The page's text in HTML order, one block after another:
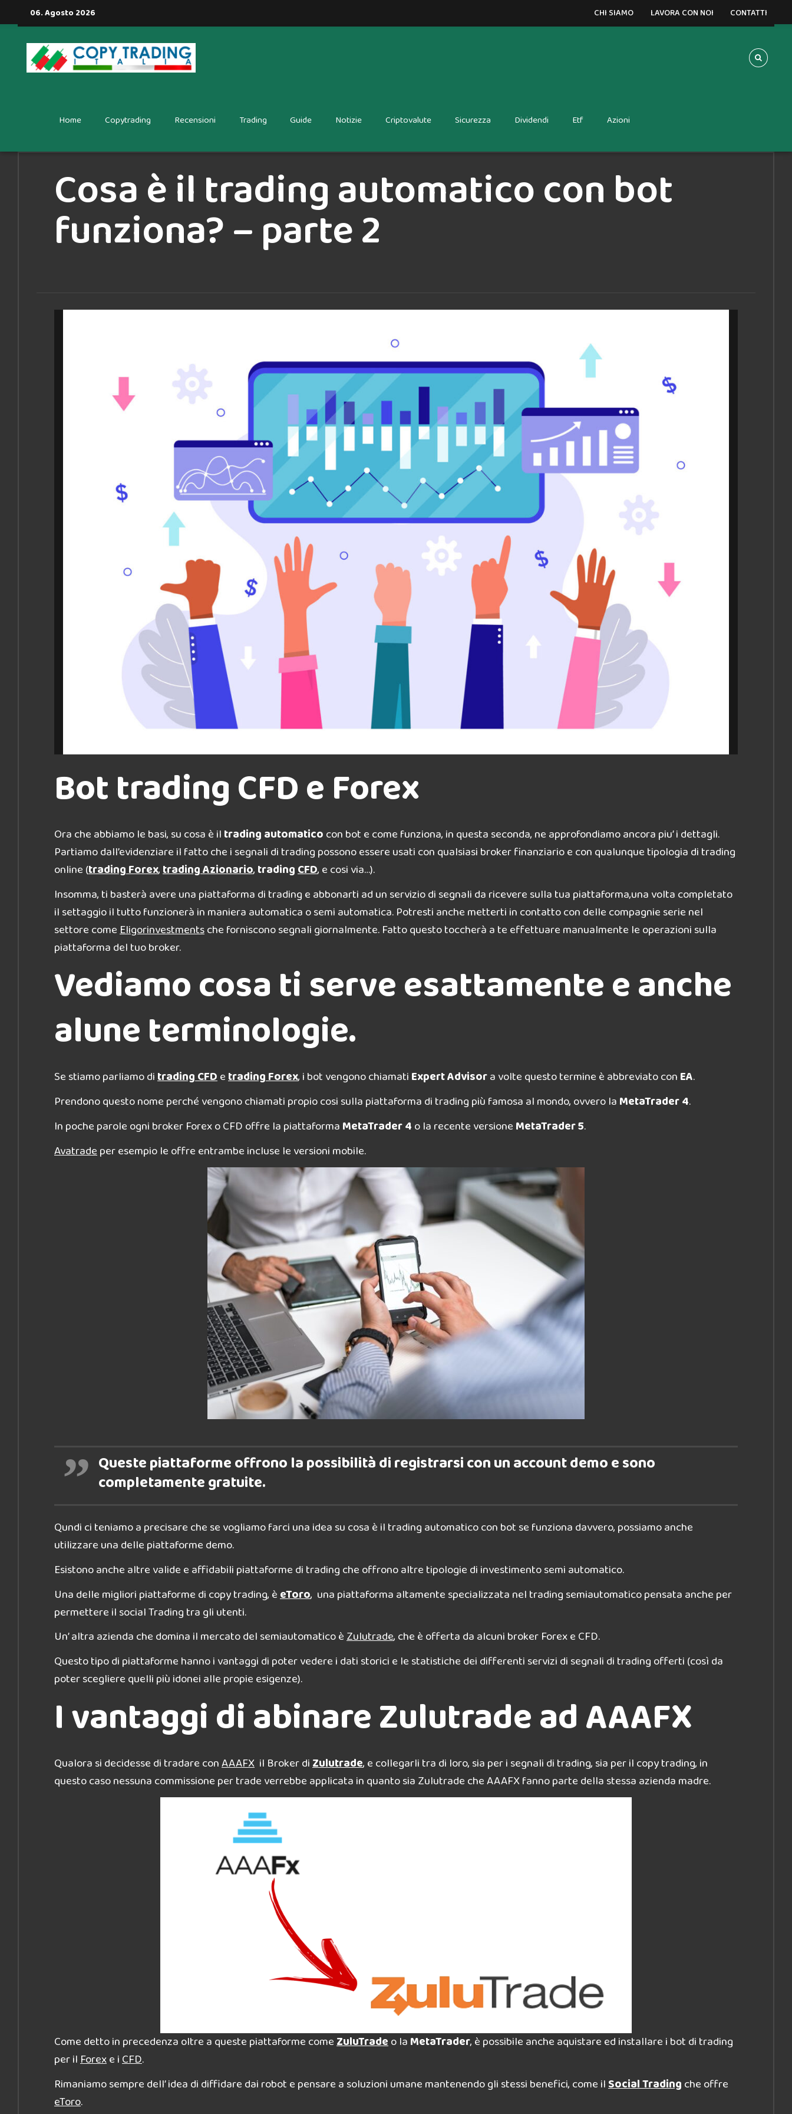
06. Agosto 2026 CHI SIAMO LAVORA CON NOI CONTATTI
Home Copytrading Recensioni Trading Guide Notizie Criptovalute Sicurezza Dividendi Etf Azioni
Cosa è il trading automatico con bot
funziona? – parte 2
Bot trading CFD e Forex
Ora che abbiamo le basi, su cosa è il trading automatico con bot e come funziona, in questa seconda, ne approfondiamo ancora piu’ i dettagli.
Partiamo dall’evidenziare il fatto che i segnali di trading possono essere usati con qualsiasi broker finanziario e con qualunque tipologia di trading
online (trading Forex,trading Azionario, tradingCFD, e cosi via…).
Insomma, ti basterà avere una piattaforma di trading e abbonarti ad un servizio di segnali da ricevere sulla tua piattaforma,una volta completato
il settaggio il tutto funzionerà in maniera automatica o semi automatica. Potresti anche metterti in contatto con delle compagnie serie nel
settore comeEligorinvestmentsche forniscono segnali giornalmente. Fatto questo toccherà a te effettuare manualmente le operazioni sulla
piattaforma del tuo broker.
Vediamo cosa ti serve esattamente e anche
alune terminologie.
Se stiamo parliamo ditrading CFDetrading Forex, i bot vengono chiamati Expert Advisora volte questo termine è abbreviato con EA.
Prendono questo nome perché vengono chiamati propio cosi sulla piattaforma di trading più famosa al mondo, ovvero la MetaTrader 4.
In poche parole ogni broker Forex o CFD offre la piattaforma MetaTrader 4 o la recente versione MetaTrader 5.
Avatradeper esempio le offre entrambe incluse le versioni mobile.
Queste piattaforme offrono la possibilità di registrarsi con un account demo e sono
completamente gratuite.
Qundi ci teniamo a precisare che se vogliamo farci una idea su cosa è il trading automatico con bot se funziona davvero, possiamo anche
utilizzare una delle piattaforme demo.
Esistono anche altre valide e affidabili piattaforme di trading che offrono altre tipologie di investimento semi automatico.
Una delle migliori piattaforme di copy trading, èeToro, una piattaforma altamente specializzata nel trading semiautomatico pensata anche per
permettere il social Trading tra gli utenti.
Un’ altra azienda che domina il mercato del semiautomatico èZulutrade, che è offerta da alcuni broker Forex e CFD.
Questo tipo di piattaforme hanno i vantaggi di poter vedere i dati storici e le statistiche dei differenti servizi di segnali di trading offerti (così da
poter scegliere quelli più idonei alle propie esigenze).
I vantaggi di abinare Zulutrade ad AAAFX
Qualora si decidesse di tradare conAAAFX il Broker diZulutrade, e collegarli tra di loro, sia per i segnali di trading, sia per il copy trading, in
questo caso nessuna commissione per trade verrebbe applicata in quanto sia Zulutrade che AAAFX fanno parte della stessa azienda madre.
Come detto in precedenza oltre a queste piattaforme comeZuluTradeo la MetaTrader, è possibile anche aquistare ed installare i bot di trading
per ilForexe iCFD.
Rimaniamo sempre dell’ idea di diffidare dai robot e pensare a soluzioni umane mantenendo gli stessi benefici, come ilSocial Trading che offre
eToro.